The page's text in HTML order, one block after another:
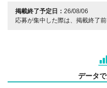
掲載終了予定日： 26/08/06
応募が集中した際は、掲載終了
データ